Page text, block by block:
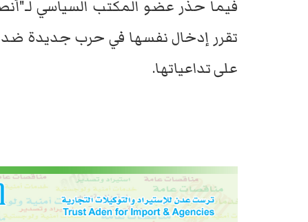
فيما حذر عضو المكتب السياسي
تقرر إدخال نفسها في حرب جديدة ضد
على تداعياتها.